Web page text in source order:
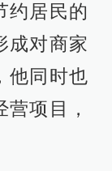
约居民的
成对商家
他同时也
项目，